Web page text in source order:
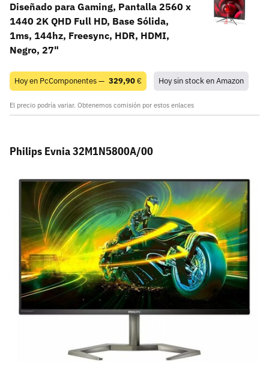
Diseñado para Gaming, Pantalla 2560 x
1440 2K QHD Full HD, Base Sólida,
1ms, 144hz, Freesync, HDR, HDMI,
Negro, 27"
Hoy en PcComponentes — 329,90€ Hoy sin stock en Amazon
El precio podría variar. Obtenemos comisión por estos enlaces
Philips Evnia 32M1N5800A/00